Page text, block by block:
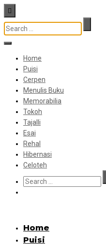
Home
Puisi
Cerpen
Menulis Buku
Memorabilia
Tokoh
Tajalli
Esai
Rehal
Hibernasi
Celoteh
Home
Puisi